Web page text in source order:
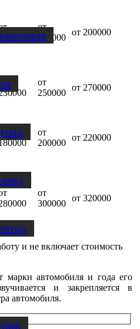
от
170000
от 200000
от
250000
от 270000
от
200000
от 220000
от
300000
от 320000
и не включает стоимость
марки автомобиля и года его
и закрепляется в
автомобиля.